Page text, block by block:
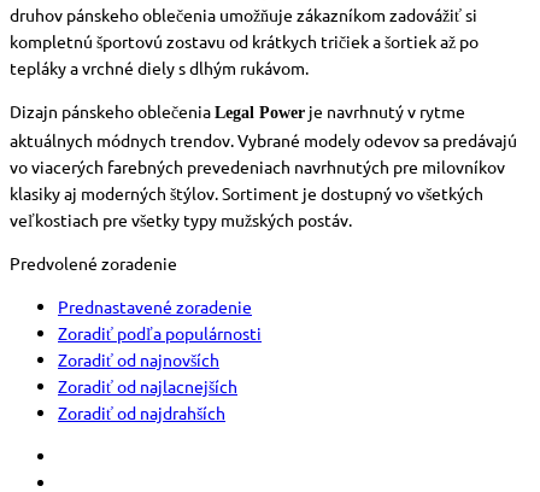
druhov pánskeho oblečenia umožňuje zákazníkom zadovážiť si
kompletnú športovú zostavu od krátkych tričiek a šortiek až po
tepláky a vrchné diely s dlhým rukávom.
Dizajn pánskeho oblečenia Legal Power je navrhnutý v rytme
aktuálnych módnych trendov. Vybrané modely odevov sa predávajú
vo viacerých farebných prevedeniach navrhnutých pre milovníkov
klasiky aj moderných štýlov. Sortiment je dostupný vo všetkých
veľkostiach pre všetky typy mužských postáv.
Predvolené zoradenie
Prednastavené zoradenie
Zoradiť podľa populárnosti
Zoradiť od najnovších
Zoradiť od najlacnejších
Zoradiť od najdrahších